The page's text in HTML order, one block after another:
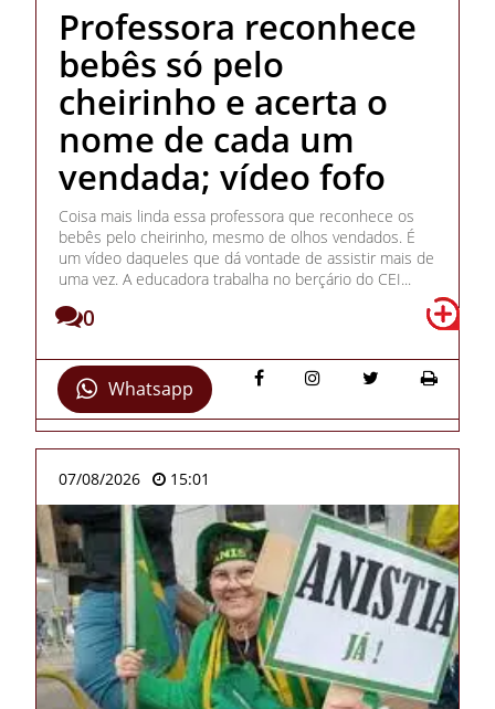
Professora reconhece
bebês só pelo
cheirinho e acerta o
nome de cada um
vendada; vídeo fofo
Coisa mais linda essa professora que reconhece os
bebês pelo cheirinho, mesmo de olhos vendados. É
um vídeo daqueles que dá vontade de assistir mais de
uma vez. A educadora trabalha no berçário do CEI...
0
Whatsapp
07/08/2026 15:01